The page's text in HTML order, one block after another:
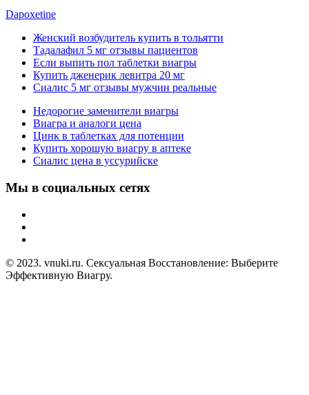
Dapoxetine
Женский возбудитель купить в тольятти
Тадалафил 5 мг отзывы пациентов
Если выпить пол таблетки виагры
Купить дженерик левитра 20 мг
Сиалис 5 мг отзывы мужчин реальные
Недорогие заменители виагры
Виагра и аналоги цена
Цинк в таблетках для потенции
Купить хорошую виагру в аптеке
Сиалис цена в уссурийске
Мы в социальных сетях
© 2023. vnuki.ru. Сексуальная Восстановление: Выберите
Эффективную Виагру.